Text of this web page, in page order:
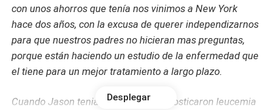
con unos ahorros que tenía nos vinimos a New York
hace dos años, con la excusa de querer independizarnos
para que nuestros padres no hicieran mas preguntas,
porque están haciendo un estudio de la enfermedad que
el tiene para un mejor tratamiento a largo plazo.
Cuando Jason tenia 10 años le diagnosticaron leucemia
Desplegar